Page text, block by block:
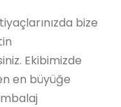
bize
Ekibimizde
en büyüğe